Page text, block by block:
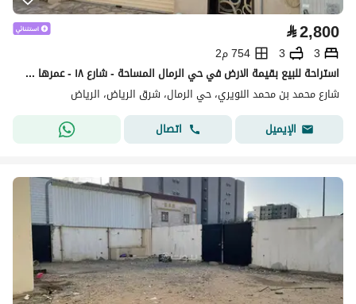
⃁2,800
3
3
754 م2
استراحة للبيع بقيمة الارض في حي الرمال المساحة - شارع ١٨ - عمرها ١٥ سنة
شارع محمد بن محمد النويري، حي الرمال، شرق الرياض، الرياض
الإيميل
اتصال